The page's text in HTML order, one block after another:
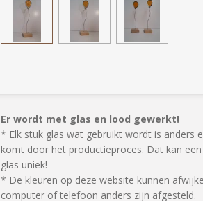
Er wordt met glas en lood gewerkt!
* Elk stuk glas wat gebruikt wordt is anders
komt door het productieproces. Dat kan
glas uniek!
* De kleuren op deze website kunnen
computer of telefoon anders zijn afgesteld.